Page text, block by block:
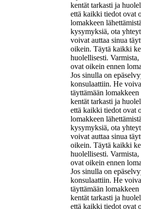
kentät tarkasti ja
että kaikki tiedot ovat
lomakkeen
kysymyksiä, ota
voivat auttaa sinua
oikein. Täytä kaikki
huolellisesti.
ovat oikein ennen
Jos sinulla on
konsulaattiin. He
täyttämään
kentät tarkasti ja
että kaikki tiedot ovat
lomakkeen
kysymyksiä, ota
voivat auttaa sinua
oikein. Täytä kaikki
huolellisesti.
ovat oikein ennen
Jos sinulla on
konsulaattiin. He
täyttämään
kentät tarkasti ja
että kaikki tiedot ovat